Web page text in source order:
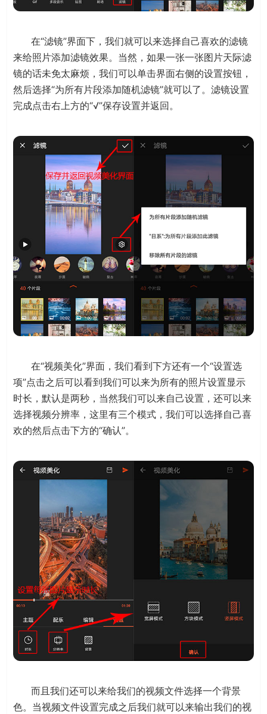
在“滤镜”界面下，我们就可以来选择自己喜欢的滤镜
来给照片添加滤镜效果。当然，如果一张一张图片天际滤
镜的话未免太麻烦，我们可以单击界面右侧的设置按钮，
然后选择“为所有片段添加随机滤镜”就可以了。滤镜设置
完成点击右上方的“√”保存设置并返回。
在“视频美化”界面，我们看到下方还有一个“设置选
项”点击之后可以看到我们可以来为所有的照片设置显示
时长，默认是两秒，当然我们可以来自己设置，还可以来
选择视频分辨率，这里有三个模式，我们可以选择自己喜
欢的然后点击下方的“确认”。
而且我们还可以来给我们的视频文件选择一个背景
色。当视频文件设置完成之后我们就可以来输出我们的视